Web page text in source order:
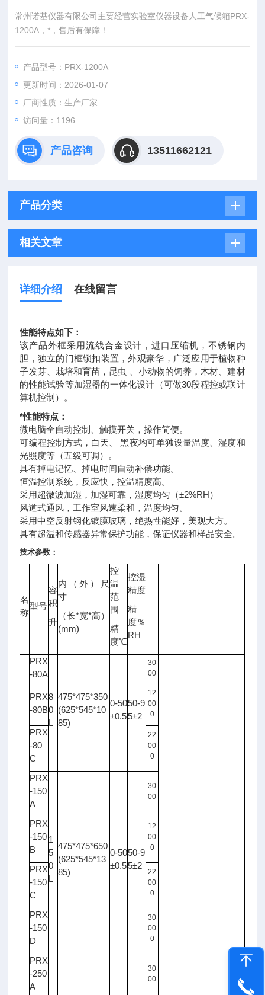
常州诺基仪器有限公司主要经营实验室仪器设备人工气候箱PRX-
1200A，*，售后有保障！
产品型号：PRX-1200A
更新时间：2026-01-07
厂商性质：生产厂家
访问量：1196
产品咨询 13511662121
产品分类
相关文章
详细介绍 在线留言
性能特点如下：
该产品外框采用流线合金设计，进口压缩机，不锈钢内
胆，独立的门框锁扣装置，外观豪华，广泛应用于植物种
子发芽、栽培和育苗，昆虫 、小动物的饲养，木材、建材
的性能试验等加湿器的一体化设计（可做30段程控或联计
算机控制）。
*性能特点：
微电脑全自动控制、触摸开关，操作简便。
可编程控制方式，白天、 黑夜均可单独设量温度、湿度和
光照度等（五级可调）。
具有掉电记忆、掉电时间自动补偿功能。
恒温控制系统，反应快，控温精度高。
采用超微波加湿，加湿可靠，湿度均匀（±2%RH）
风道式通风，工作室风速柔和，温度均匀。
采用中空反射钢化镀膜玻璃，绝热性能好，美观大方。
具有超温和传感器异常保护功能，保证仪器和样品安全。
技术参数：
名
称
型号
容
积
升
内（外）尺
寸
（长*宽*高）
(mm)
控
温
范
围
精
度℃
控湿
精度
精
度％
RH
PRX
-80A
8
0
L
475*475*350
(625*545*10
85)
0-50
±0.5
50-9
5±2
30
00
PRX
-80B
12
00
0
PRX
-80
C
22
00
0
PRX
-150
A
1
5
0
L
475*475*650
(625*545*13
85)
0-50
±0.5
50-9
5±2
30
00
PRX
-150
B
12
00
0
PRX
-150
C
22
00
0
PRX
-150
D
30
00
0
PRX
-250
A
30
00